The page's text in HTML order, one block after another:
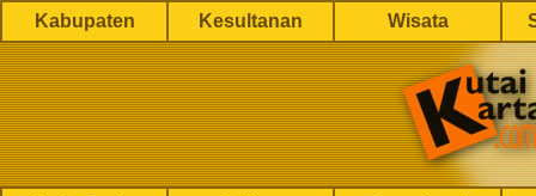
Kabupaten Kesultanan Wisata